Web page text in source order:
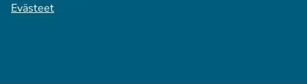
Evästeet